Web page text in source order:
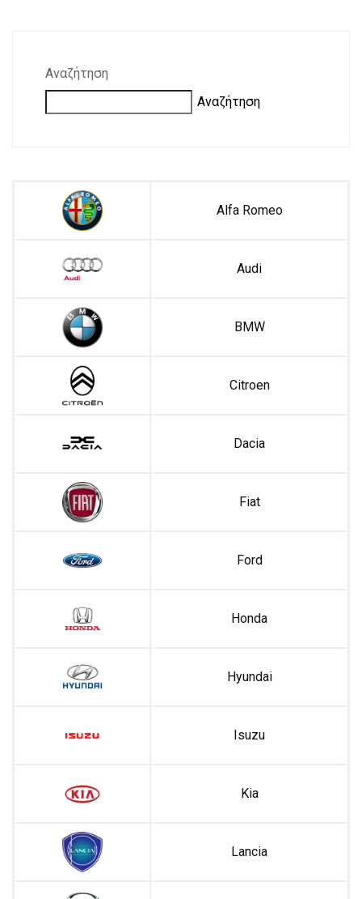
Αναζήτηση
Αναζήτηση
Alfa Romeo
Audi
BMW
Citroen
Dacia
Fiat
Ford
Honda
Hyundai
Isuzu
Kia
Lancia